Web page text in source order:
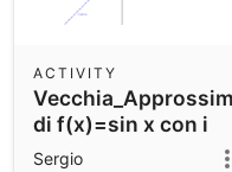
di f(x)=sin x con i
s…
ACTIVITY
Sergio